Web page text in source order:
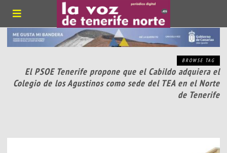
BROWSE TAG
El PSOE Tenerife propone que el Cabildo adquiera el
Colegio de los Agustinos como sede del TEA en el Norte
de Tenerife